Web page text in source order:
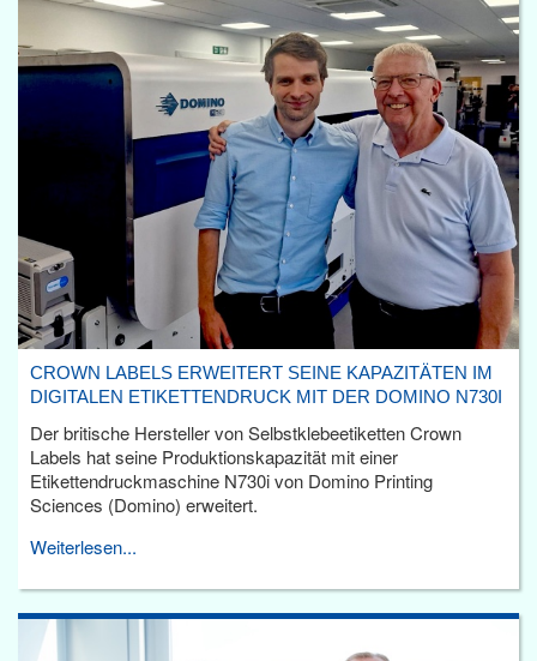
CROWN LABELS ERWEITERT SEINE KAPAZITÄTEN IM
DIGITALEN ETIKETTENDRUCK MIT DER DOMINO N730I
Der britische Hersteller von Selbstklebeetiketten Crown
Labels hat seine Produktionskapazität mit einer
Etikettendruckmaschine N730i von Domino Printing
Sciences (Domino) erweitert.
Weiterlesen...